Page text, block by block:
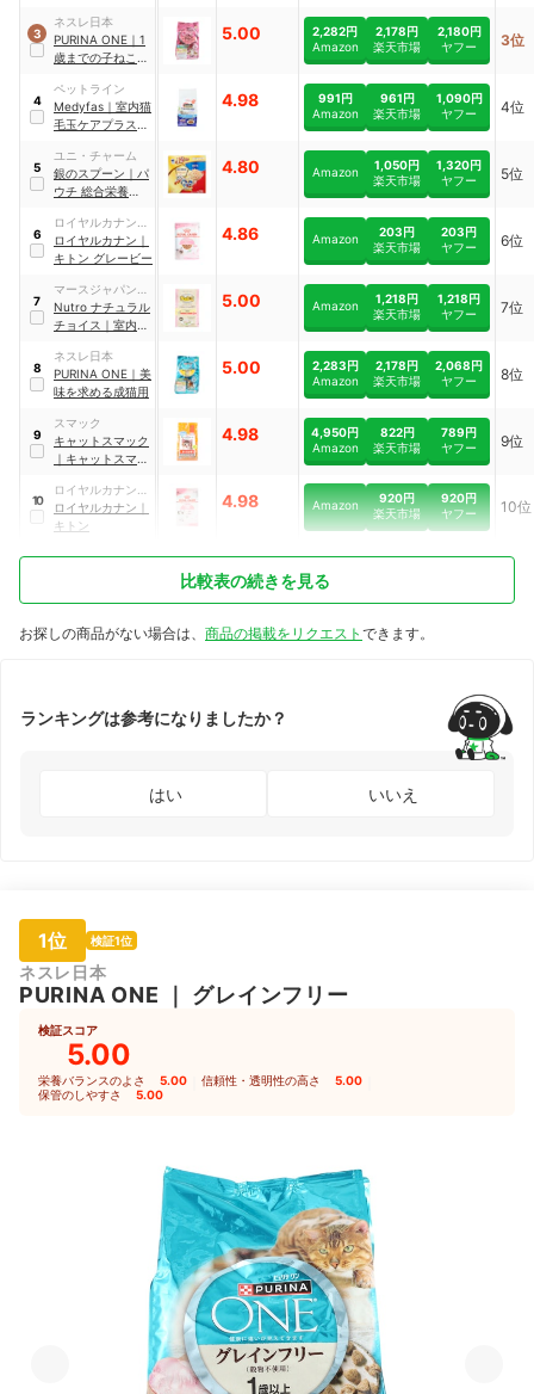
健康
3
ネスレ日本
PURINA ONE ｜ 1
歳までの子ねこ
の母猫用
5.00
2,282円
Amazon
2,178円
楽天市場
2,180円
ヤフー
3位
4
ペットライン
Medyfas ｜ 室内猫
毛玉ケアプラス 1
4.98
991円
Amazon
961円
楽天市場
1,090円
ヤフー
4位
5
ユニ・チャーム
銀のスプーン ｜ パ
ウチ 総合栄養食
4.80 Amazon
1,050円
楽天市場
1,320円
ヤフー
5位
6
ロイヤルカナンジ
ャポン
ロイヤルカナン ｜
キトン グレービー
4.86 Amazon
203円
楽天市場
203円
ヤフー
6位
7
マースジャパンリ
ミテッド
Nutro ナチュラル
チョイス ｜ 室内で
5.00 Amazon
1,218円
楽天市場
1,218円
ヤフー
7位
8
ネスレ日本
PURINA ONE ｜ 美
味を求める成猫用
5.00
2,283円
Amazon
2,178円
楽天市場
2,068円
ヤフー
8位
9
スマック
キャットスマック
｜ キャットスマッ
4.98
4,950円
Amazon
822円
楽天市場
789円
ヤフー
9位
10
ロイヤルカナンジ
ャポン
ロイヤルカナン
キトン
4.98 Amazon
920円
楽天市場
920円
ヤフー
10位
比較表の続きを見る
お探しの商品がない場合は、 商品の掲載をリクエスト できます。
ランキングは参考になりましたか？
はい いいえ
1位 検証1位
ネスレ日本
PURINA ONE グレインフリー
検証スコア
5.00
栄養バランスのよさ 5.00 信頼性・透明性の高さ 5.00
保管のしやすさ 5.00